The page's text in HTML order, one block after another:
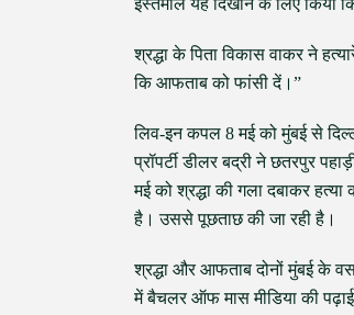
इस्तेमाल यह दिखाने के लिए किया
श्रद्धा के पिता विकास वाकर ने
कि आफताब को फांसी दें।”
लिव-इन कपल 8 मई को मुंबई से
प्रॉपर्टी डीलर बद्री ने छतरपुर
मई को श्रद्धा की गला दबाकर
है। उससे पूछताछ की जा रही है।
श्रद्धा और आफताब दोनों मुंबई के
में बैचलर ऑफ मास मीडिया की